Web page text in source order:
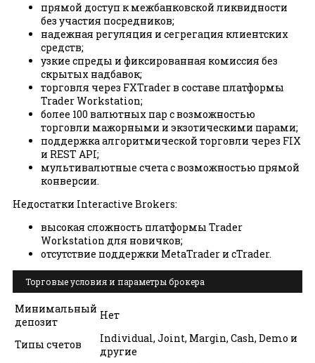
прямой доступ к межбанковской ликвидности
без участия посредников;
надежная регуляция и сегрегация клиентских
средств;
узкие спреды и фиксированная комиссия без
скрытых надбавок;
торговля через FXTrader в составе платформы
Trader Workstation;
более 100 валютных пар с возможностью
торговли мажорными и экзотическими парами;
поддержка алгоритмической торговли через FIX
и REST API;
мультивалютные счета с возможностью прямой
конверсии.
Недостатки Interactive Brokers:
высокая сложность платформы Trader
Workstation для новичков;
отсутствие поддержки MetaTrader и cTrader.
Торговые условия и параметры брокера
Минимальный
депозит
Нет
Типы счетов
Individual, Joint, Margin, Cash, Demo и
другие